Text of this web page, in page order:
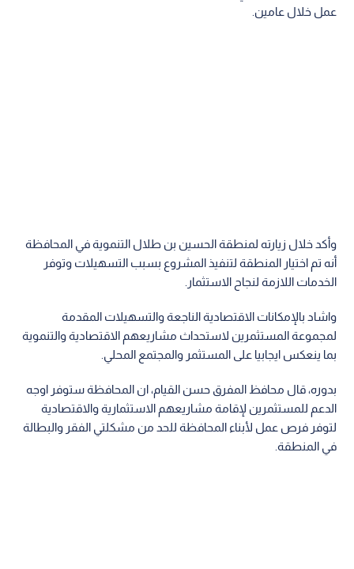
عمل خلال عامين.
وأكد خلال زيارته لمنطقة الحسين بن طلال التنموية في المحافظة
أنه تم اختيار المنطقة لتنفيذ المشروع بسبب التسهيلات وتوفر
الخدمات اللازمة لنجاح الاستثمار.
واشاد بالإمكانات الاقتصادية الناجعة والتسهيلات المقدمة
لمجموعة المستثمرين لاستحداث مشاريعهم الاقتصادية والتنموية
بما ينعكس ايجابيا على المستثمر والمجتمع المحلي.
بدوره، قال محافظ المفرق حسن القيام، ان المحافظة ستوفر اوجه
الدعم للمستثمرين لإقامة مشاريعهم الاستثمارية والاقتصادية
لتوفر فرص عمل لأبناء المحافظة للحد من مشكلتي الفقر والبطالة
في المنطقة.